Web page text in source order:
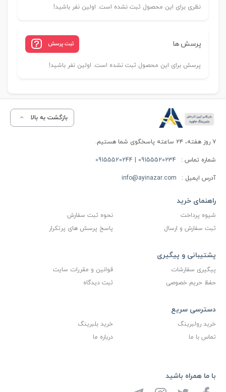
نظری برای این محصول ثبت نشده است. اولین نفر باشید!
پرسش ها ثبت پرسش
پرسش برای این محصول ثبت نشده است. اولین نفر باشید!
بازگشت به بالا
۷ روز هفته، ۲۴ ساعته پاسخگوی شما هستیم.
شماره تماس : 09155520234 | 09155520244
آدرس ایمیل : info@ayinazar.com
راهنمای خرید
شیوه پرداخت
نحوه ثبت سفارش
ثبت سفارش و ارسال
پاسخ پرسش های پرتکرار
پشتیبانی و پیگیری
پیگیری سفارشات
قوانین و مقررات سایت
حفظ حریم خصوصی
ثبت دیدگاه
دسترسی سریع
خرید رولبرینگ
خرید بلبرینگ
تماس با ما
درباره ما
با ما همراه باشید